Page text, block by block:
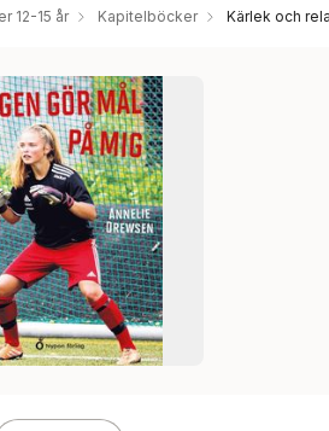
12-15 år Kapitelböcker Kärlek och